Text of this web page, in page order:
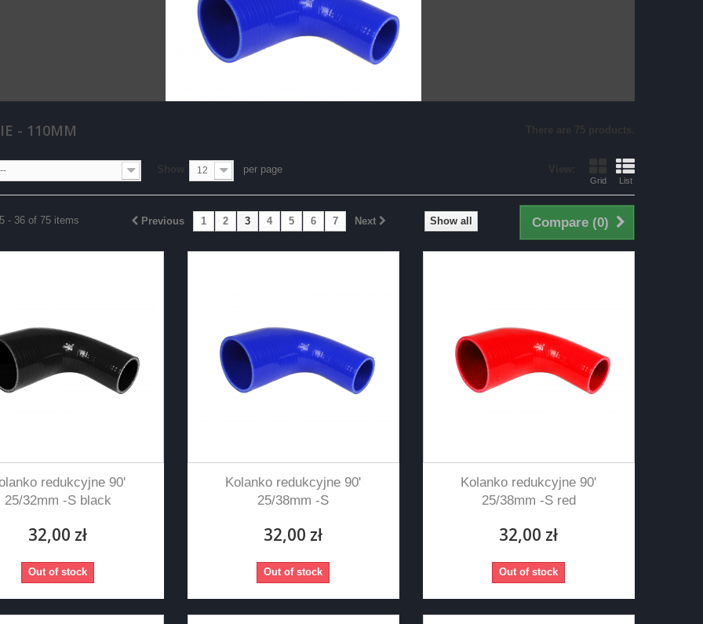
- 110MM
Grid List
-- 12 per page
Compare (0)
Show all
Previous 1 2 3 4 5 6 7 Next
- 36 of 75 items
redukcyjne 90'
25/32mm -S black
32,00 zł
Out of stock
Kolanko redukcyjne 90'
25/38mm -S
32,00 zł
Out of stock
Kolanko redukcyjne 90'
25/38mm -S red
32,00 zł
Out of stock